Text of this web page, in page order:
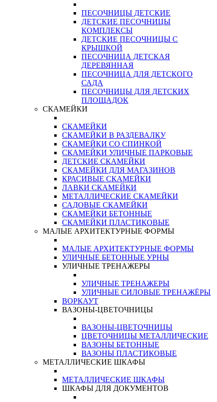
ПЕСОЧНИЦЫ ДЕТСКИЕ
ДЕТСКИЕ ПЕСОЧНИЦЫ
КОМПЛЕКСЫ
ДЕТСКИЕ ПЕСОЧНИЦЫ С
КРЫШКОЙ
ПЕСОЧНИЦА ДЕТСКАЯ
ДЕРЕВЯННАЯ
ПЕСОЧНИЦА ДЛЯ ДЕТСКОГО
САДА
ПЕСОЧНИЦЫ ДЛЯ ДЕТСКИХ
ПЛОЩАДОК
СКАМЕЙКИ
СКАМЕЙКИ
СКАМЕЙКИ В РАЗДЕВАЛКУ
СКАМЕЙКИ СО СПИНКОЙ
СКАМЕЙКИ УЛИЧНЫЕ ПАРКОВЫЕ
ДЕТСКИЕ СКАМЕЙКИ
СКАМЕЙКИ ДЛЯ МАГАЗИНОВ
КРАСИВЫЕ СКАМЕЙКИ
ЛАВКИ СКАМЕЙКИ
МЕТАЛЛИЧЕСКИЕ СКАМЕЙКИ
САДОВЫЕ СКАМЕЙКИ
СКАМЕЙКИ БЕТОННЫЕ
СКАМЕЙКИ ПЛАСТИКОВЫЕ
МАЛЫЕ АРХИТЕКТУРНЫЕ ФОРМЫ
МАЛЫЕ АРХИТЕКТУРНЫЕ ФОРМЫ
УЛИЧНЫЕ БЕТОННЫЕ УРНЫ
УЛИЧНЫЕ ТРЕНАЖЕРЫ
УЛИЧНЫЕ ТРЕНАЖЕРЫ
УЛИЧНЫЕ СИЛОВЫЕ ТРЕНАЖЁРЫ
ВОРКАУТ
ВАЗОНЫ-ЦВЕТОЧНИЦЫ
ВАЗОНЫ-ЦВЕТОЧНИЦЫ
ЦВЕТОЧНИЦЫ МЕТАЛЛИЧЕСКИЕ
ВАЗОНЫ БЕТОННЫЕ
ВАЗОНЫ ПЛАСТИКОВЫЕ
МЕТАЛЛИЧЕСКИЕ ШКАФЫ
МЕТАЛЛИЧЕСКИЕ ШКАФЫ
ШКАФЫ ДЛЯ ДОКУМЕНТОВ